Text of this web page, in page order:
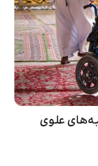
علوی